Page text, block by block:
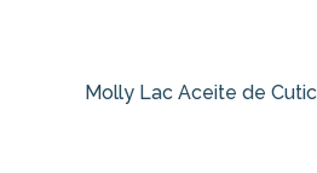
Molly Lac Aceite de